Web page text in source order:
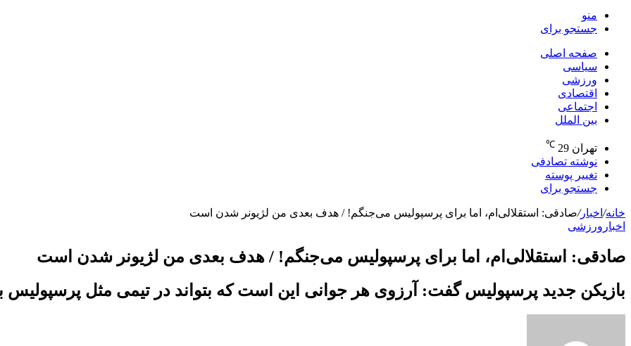
منو
جستجو برای
صفحه اصلی
سیاسی
ورزشی
اقتصادی
اجتماعی
بین الملل
تهران 29
℃
نوشته تصادفی
تغییر پوسته
جستجو برای
خانه/ اخبار/صادقی: استقلالی‌ام، اما برای پرسپولیس می‌جنگم! / هدف بعدی من لژیونر شدن است
اخبار ورزشی
صادقی: استقلالی‌ام، اما برای پرسپولیس می‌جنگم! / هدف بعدی من لژیونر شدن است
بازیکن جدید پرسپولیس گفت: آرزوی هر جوانی این است که بتواند در تیمی مثل پرسپولیس